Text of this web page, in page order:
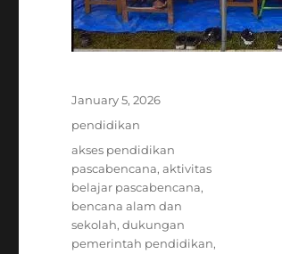
Posted
January 5, 2026
Categories
pendidikan
Tags
akses pendidikan
pascabencana,aktivitas
belajar pascabencana,
bencana alam dan
sekolah,dukungan
pemerintah pendidikan,